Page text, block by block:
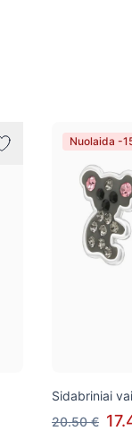
Nuolaida -
Sidabriniai
20.50 €